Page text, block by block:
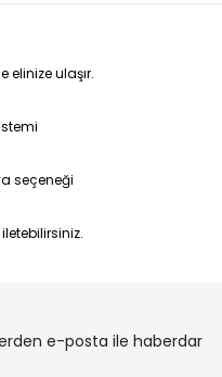
elinize ulaşır.
seçeneği
e-posta ile haberdar